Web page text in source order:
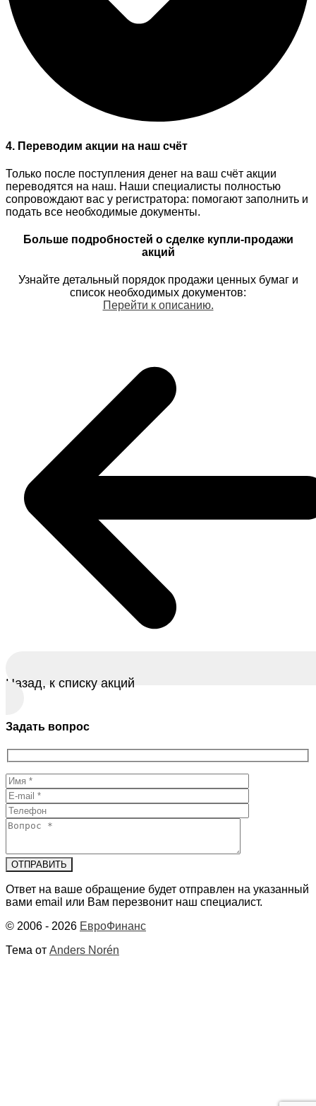
4. Переводим акции на наш счёт
Только после поступления денег на ваш счёт акции
переводятся на наш. Наши специалисты полностью
сопровождают вас у регистратора: помогают заполнить и
подать все необходимые документы.
Больше подробностей о сделке купли-продажи
акций
Узнайте детальный порядок продажи ценных бумаг и
список необходимых документов:
Перейти к описанию.
Назад, к списку акций
Задать вопрос
Ответ на ваше обращение будет отправлен на указанный
вами email или Вам перезвонит наш специалист.
© 2006 - 2026 ЕвроФинанс
Тема от Anders Norén